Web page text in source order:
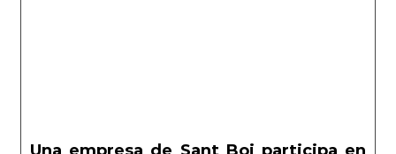
Evarm ha col·laborat amb TMB en un autobús que